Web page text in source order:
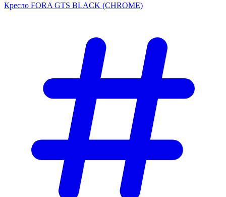
Кресло FORA GTS BLACK (CHROME)